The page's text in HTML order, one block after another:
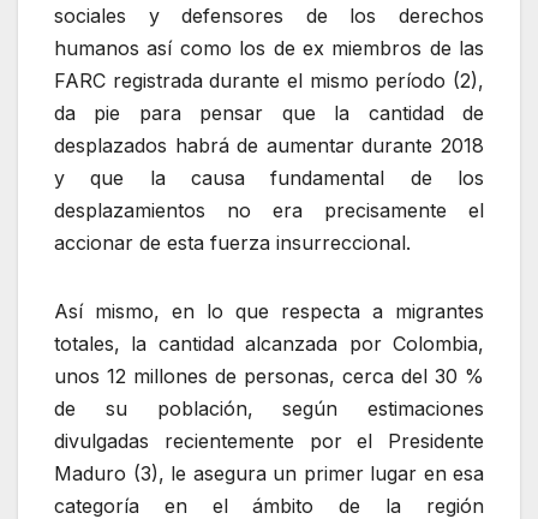
sociales y defensores de los derechos
humanos así como los de ex miembros de las
FARC registrada durante el mismo período (2),
da pie para pensar que la cantidad de
desplazados habrá de aumentar durante 2018
y que la causa fundamental de los
desplazamientos no era precisamente el
accionar de esta fuerza insurreccional.
Así mismo, en lo que respecta a migrantes
totales, la cantidad alcanzada por Colombia,
unos 12 millones de personas, cerca del 30 %
de su población, según estimaciones
divulgadas recientemente por el Presidente
Maduro (3), le asegura un primer lugar en esa
categoría en el ámbito de la región